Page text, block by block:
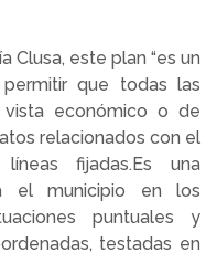
Clusa, este plan “es un
que todas las
económico o de
relacionados con el
fijadas.Es una
el municipio en los
puntuales y
testadas en